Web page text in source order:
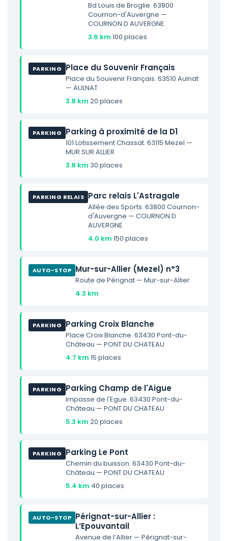
Bd Louis de Broglie. 63800
Cournon-d'Auvergne —
COURNON D AUVERGNE
3.6 km·100 places
PARKING Place du Souvenir Français
Place du Souvenir Français. 63510 Aulnat
— AULNAT
3.8 km·20 places
PARKING Parking à proximité de la D1
101 Lotissement Chassat. 63115 Mezel —
MUR SUR ALLIER
3.8 km·30 places
PARKING RELAIS Parc relais L'Astragale
Allée des Sports. 63800 Cournon-
d'Auvergne — COURNON D
AUVERGNE
4.0 km·150 places
AUTO-STOP Mur-sur-Allier (Mezel) n°3
Route de Pérignat — Mur-sur-Allier
4.3 km
PARKING Parking Croix Blanche
Place Croix Blanche. 63430 Pont-du-
Château — PONT DU CHATEAU
4.7 km·15 places
PARKING Parking Champ de l'Aigue
Impasse de l'Egue. 63430 Pont-du-
Château — PONT DU CHATEAU
5.3 km·20 places
PARKING Parking Le Pont
Chemin du buisson. 63430 Pont-du-
Château — PONT DU CHATEAU
5.4 km·40 places
AUTO-STOP Pérignat-sur-Allier :
L‘Epouvantail
Avenue de l’Allier — Pérignat-sur-